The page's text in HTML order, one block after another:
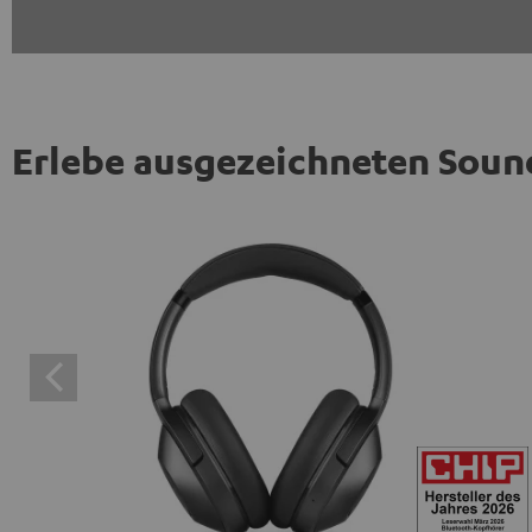
Erlebe ausgezeichneten